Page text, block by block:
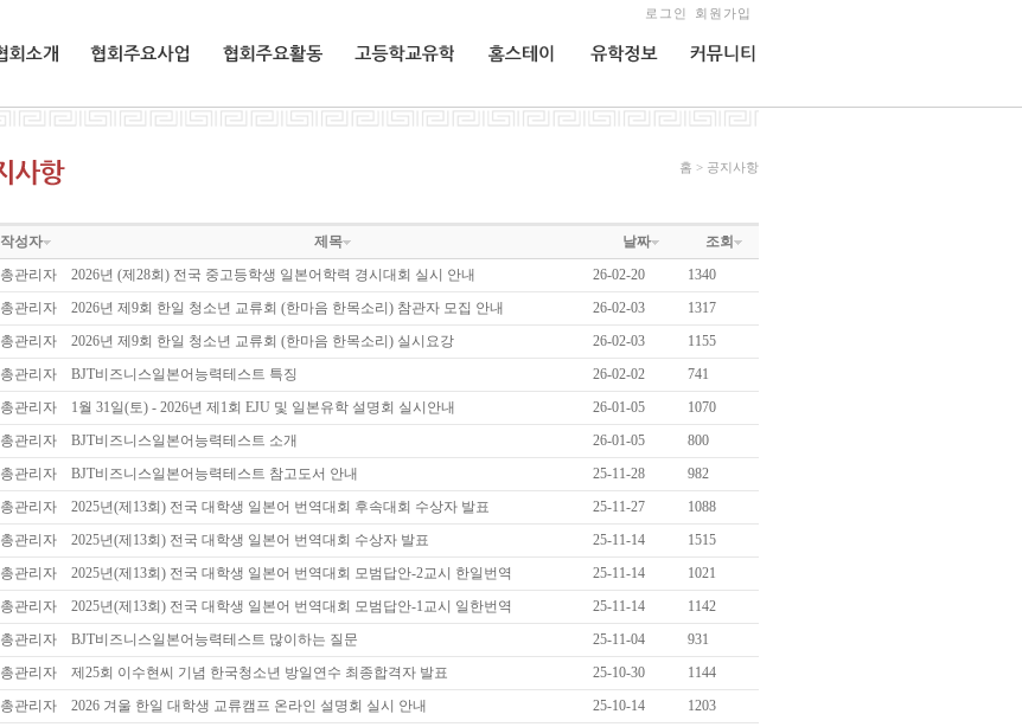
로그인 회원가입
홈 > 공지사항
작성자 제목 날짜
조회
총관리자 2026년 (제28회) 전국 중고등학생 일본어학력 경시대회 실시 안내 26-02-20
1340
총관리자 2026년 제9회 한일 청소년 교류회 (한마음 한목소리) 참관자 모집 안내 26-02-03
1317
총관리자 2026년 제9회 한일 청소년 교류회 (한마음 한목소리) 실시요강 26-02-03
1155
총관리자 BJT비즈니스일본어능력테스트 특징 26-02-02
741
총관리자 1월 31일(토) - 2026년 제1회 EJU 및 일본유학 설명회 실시안내 26-01-05
1070
총관리자 BJT비즈니스일본어능력테스트 소개 26-01-05
800
총관리자 BJT비즈니스일본어능력테스트 참고도서 안내 25-11-28
982
총관리자 2025년(제13회) 전국 대학생 일본어 번역대회 후속대회 수상자 발표 25-11-27
1088
총관리자 2025년(제13회) 전국 대학생 일본어 번역대회 수상자 발표 25-11-14
1515
총관리자 2025년(제13회) 전국 대학생 일본어 번역대회 모범답안-2교시 한일번역 25-11-14
1021
총관리자 2025년(제13회) 전국 대학생 일본어 번역대회 모범답안-1교시 일한번역 25-11-14
1142
총관리자 BJT비즈니스일본어능력테스트 많이하는 질문 25-11-04
931
총관리자 제25회 이수현씨 기념 한국청소년 방일연수 최종합격자 발표 25-10-30
1144
총관리자 2026 겨울 한일 대학생 교류캠프 온라인 설명회 실시 안내 25-10-14
1203